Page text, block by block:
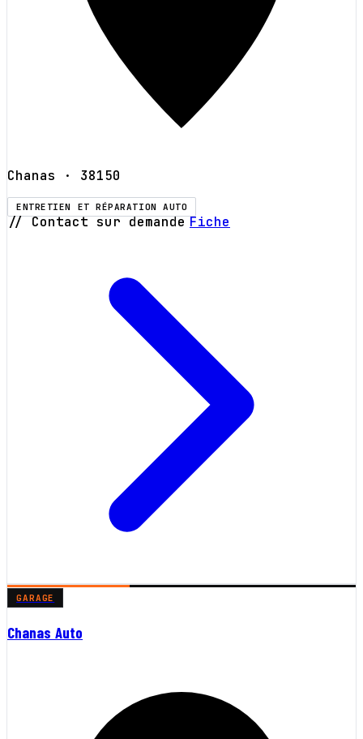
Chanas · 38150
ENTRETIEN ET RÉPARATION AUTO
// Contact sur demande Fiche
GARAGE
Chanas Auto